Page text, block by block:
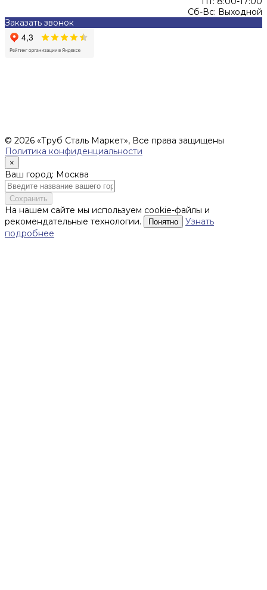
Сб-Вс: Выходной
Заказать звонок
© 2026 «Труб Сталь Маркет», Все права защищены
Политика конфиденциальности
×
Ваш город: Москва
Сохранить
На нашем сайте мы используем cookie-файлы и
рекомендательные технологии.
Понятно
Узнать
подробнее